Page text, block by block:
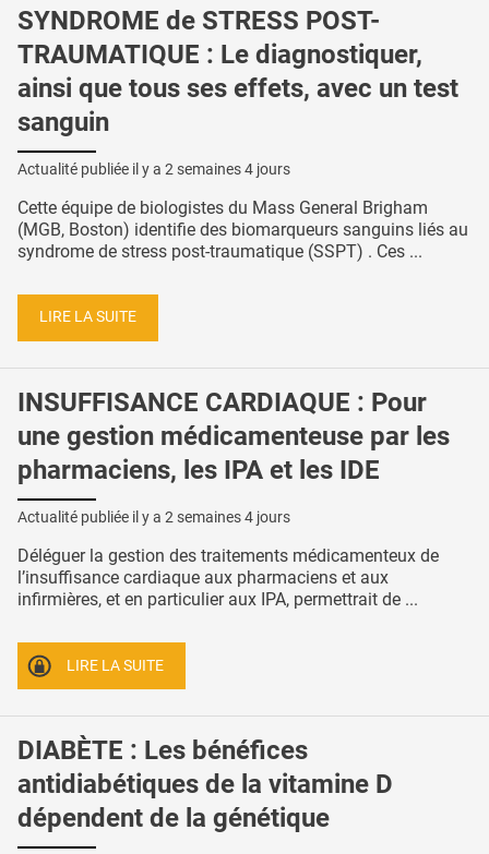
SYNDROME de STRESS POST-
TRAUMATIQUE : Le diagnostiquer,
ainsi que tous ses effets, avec un test
sanguin
Actualité publiée il y a 2 semaines 4 jours
Cette équipe de biologistes du Mass General Brigham
(MGB, Boston) identifie des biomarqueurs sanguins liés au
syndrome de stress post-traumatique (SSPT) . Ces ...
LIRE LA SUITE
INSUFFISANCE CARDIAQUE : Pour
une gestion médicamenteuse par les
pharmaciens, les IPA et les IDE
Actualité publiée il y a 2 semaines 4 jours
Déléguer la gestion des traitements médicamenteux de
l’insuffisance cardiaque aux pharmaciens et aux
infirmières, et en particulier aux IPA, permettrait de ...
LIRE LA SUITE
DIABÈTE : Les bénéfices
antidiabétiques de la vitamine D
dépendent de la génétique